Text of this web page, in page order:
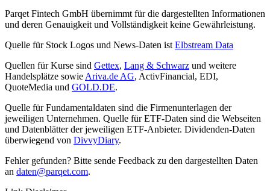
Parqet Fintech GmbH übernimmt für die dargestellten Informationen
und deren Genauigkeit und Vollständigkeit keine Gewährleistung.
Quelle für Stock Logos und News-Daten ist Elbstream Data
Quellen für Kurse sind Gettex, Lang & Schwarz und weitere
Handelsplätze sowie Ariva.de AG, ActivFinancial, EDI,
QuoteMedia und GOLD.DE.
Quelle für Fundamentaldaten sind die Firmenunterlagen der
jeweiligen Unternehmen. Quelle für ETF-Daten sind die Webseiten
und Datenblätter der jeweiligen ETF-Anbieter. Dividenden-Daten
überwiegend von DivvyDiary.
Fehler gefunden? Bitte sende Feedback zu den dargestellten Daten
an daten@parqet.com.